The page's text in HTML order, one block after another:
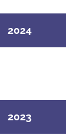
2024
2023